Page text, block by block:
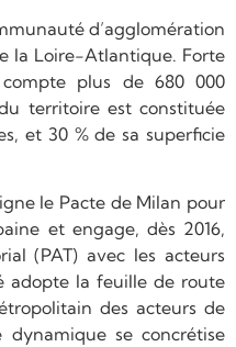
d’agglomération
la Loire-Atlantique. Forte
plus de 680 000
territoire est constituée
et 30 % de sa superficie
le Pacte de Milan pour
et engage, dès 2016,
(PAT) avec les acteurs
adopte la feuille de route
des acteurs de
dynamique se concrétise